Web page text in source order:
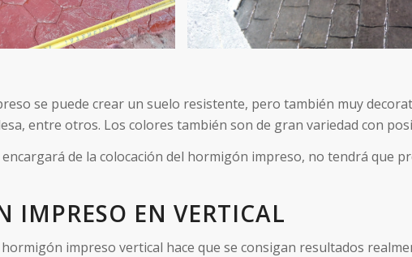
se puede crear un suelo resistente, pero también muy
entre otros. Los colores también son de gran variedad con
de la colocación del hormigón impreso, no tendrá que
IMPRESO EN VERTICAL
impreso vertical hace que se consigan resultados